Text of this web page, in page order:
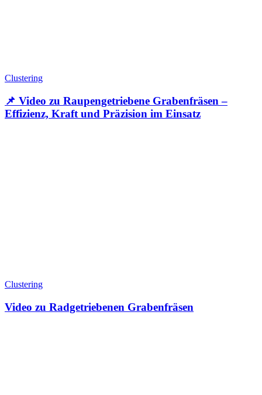
Clustering
📌 Video zu Raupengetriebene Grabenfräsen –
Effizienz, Kraft und Präzision im Einsatz
Clustering
Video zu Radgetriebenen Grabenfräsen